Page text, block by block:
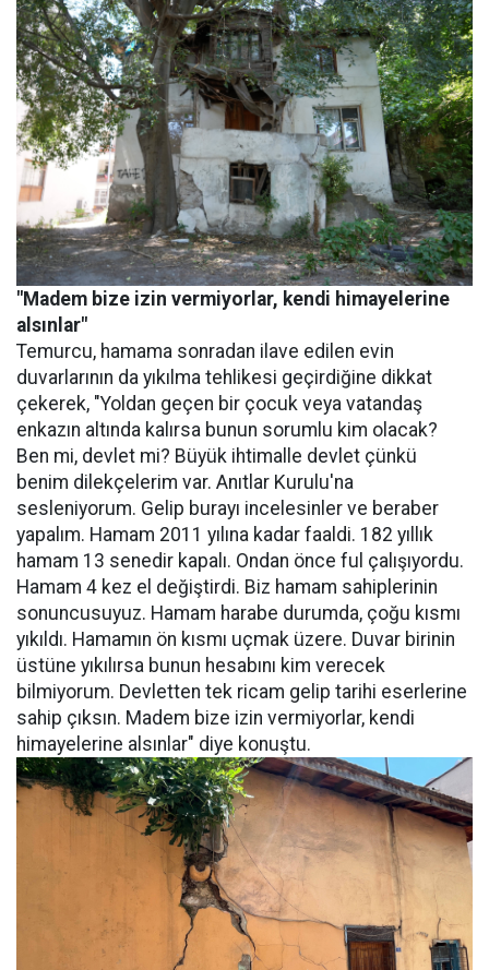
"Madem bize izin vermiyorlar, kendi himayelerine
alsınlar"
Temurcu, hamama sonradan ilave edilen evin
duvarlarının da yıkılma tehlikesi geçirdiğine dikkat
çekerek, "Yoldan geçen bir çocuk veya vatandaş
enkazın altında kalırsa bunun sorumlu kim olacak?
Ben mi, devlet mi? Büyük ihtimalle devlet çünkü
benim dilekçelerim var. Anıtlar Kurulu'na
sesleniyorum. Gelip burayı incelesinler ve beraber
yapalım. Hamam 2011 yılına kadar faaldi. 182 yıllık
hamam 13 senedir kapalı. Ondan önce ful çalışıyordu.
Hamam 4 kez el değiştirdi. Biz hamam sahiplerinin
sonuncusuyuz. Hamam harabe durumda, çoğu kısmı
yıkıldı. Hamamın ön kısmı uçmak üzere. Duvar birinin
üstüne yıkılırsa bunun hesabını kim verecek
bilmiyorum. Devletten tek ricam gelip tarihi eserlerine
sahip çıksın. Madem bize izin vermiyorlar, kendi
himayelerine alsınlar" diye konuştu.